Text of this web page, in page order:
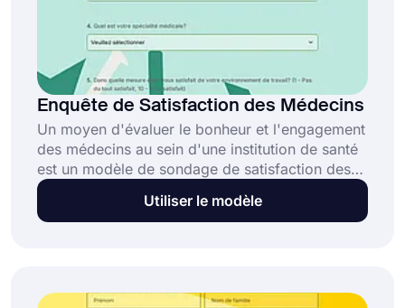
Enquête de Satisfaction des Médecins
Un moyen d'évaluer le bonheur et l'engagement
des médecins au sein d'une institution de santé
est un modèle de sondage de satisfaction des
médecins. Les administrateurs d'hôpitaux, les
directeurs de cabinet et autres dirigeants du
Utiliser le modèle